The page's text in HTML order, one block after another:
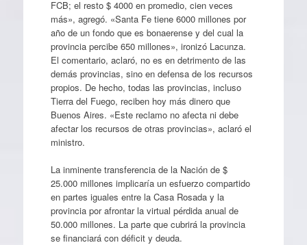
FCB; el resto $ 4000 en promedio, cien veces
más», agregó. «Santa Fe tiene 6000 millones por
año de un fondo que es bonaerense y del cual la
provincia percibe 650 millones», ironizó Lacunza.
El comentario, aclaró, no es en detrimento de las
demás provincias, sino en defensa de los recursos
propios. De hecho, todas las provincias, incluso
Tierra del Fuego, reciben hoy más dinero que
Buenos Aires. «Este reclamo no afecta ni debe
afectar los recursos de otras provincias», aclaró el
ministro.
La inminente transferencia de la Nación de $
25.000 millones implicaría un esfuerzo compartido
en partes iguales entre la Casa Rosada y la
provincia por afrontar la virtual pérdida anual de
50.000 millones. La parte que cubrirá la provincia
se financiará con déficit y deuda.